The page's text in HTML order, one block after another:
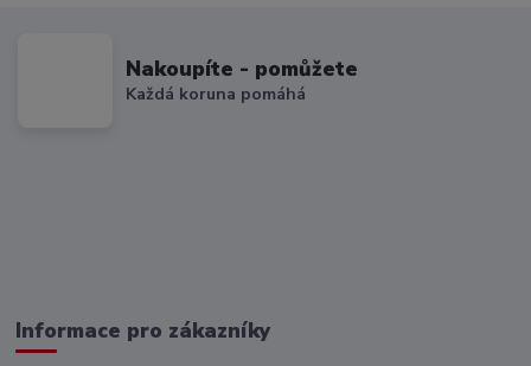
Nakoupíte - pomůžete
Každá koruna pomáhá
Informace pro zákazníky